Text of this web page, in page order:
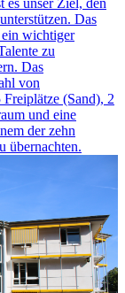
zu
anbieten
zu
zu Ihrer
für
Unsere
mit
der Dienste
können
und
es unser Ziel, den
Das
wichtiger
zu
Das
von
(Sand), 2
und eine
der zehn
übernachten.